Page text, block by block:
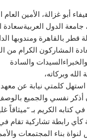
أبو غزالة، الأمين
جامعة الدول
قطر بالقاهرة ومندوبها
المشاركون الكرام من
والسادة
وبركاته،
كلمتي نيابة عن معهد
أذكر نفسي والجميع
كتابه الكريم بـ “ميثاقاً
رابطة تشاركية تقام
بناء المجتمعات